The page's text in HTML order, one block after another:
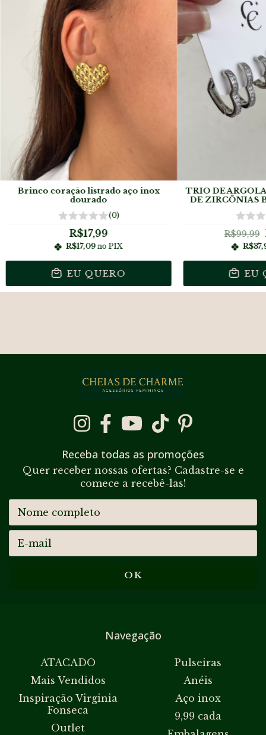
Brinco coração listrado aço inox
dourado
(0)
R$17,99
R$17,09no PIX
EU QUERO
TRIO DE
DE ZIRCÔNIAS
R$99,99
EU
Receba todas as promoções
Quer receber nossas ofertas? Cadastre-se e
comece a recebê-las!
Navegação
ATACADO
Mais Vendidos
Inspiração Virginia
Fonseca
Outlet
Pulseiras
Anéis
Aço inox
9,99 cada